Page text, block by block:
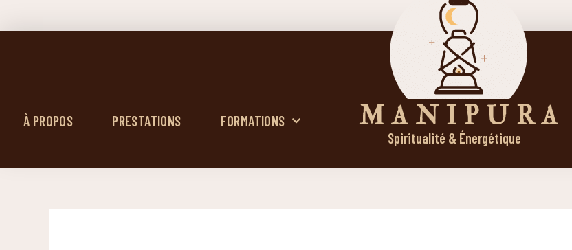
À PROPOS PRESTATIONS FORMATIONS M A N I P U R A
Spiritualité & Énergétique